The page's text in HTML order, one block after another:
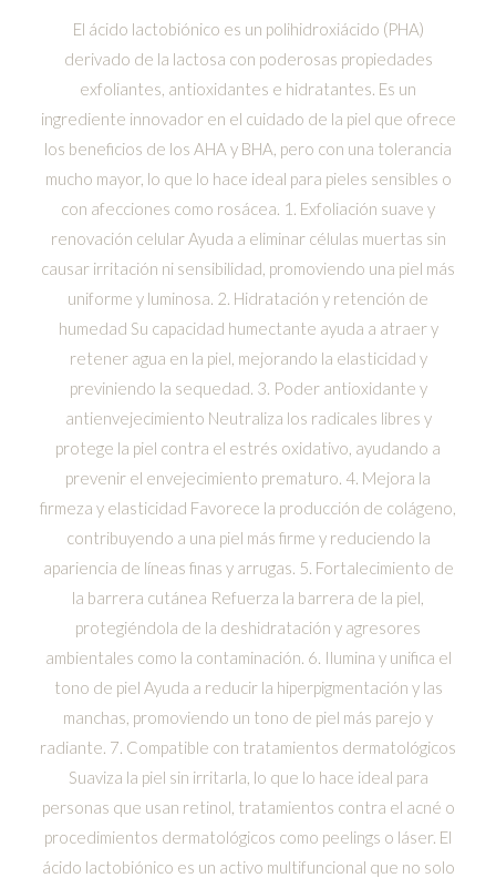
El ácido lactobiónico es un polihidroxiácido (PHA)
derivado de la lactosa con poderosas propiedades
exfoliantes, antioxidantes e hidratantes. Es un
ingrediente innovador en el cuidado de la piel que ofrece
los beneficios de los AHA y BHA, pero con una tolerancia
mucho mayor, lo que lo hace ideal para pieles sensibles o
con afecciones como rosácea. 1. Exfoliación suave y
renovación celular Ayuda a eliminar células muertas sin
causar irritación ni sensibilidad, promoviendo una piel más
uniforme y luminosa. 2. Hidratación y retención de
humedad Su capacidad humectante ayuda a atraer y
retener agua en la piel, mejorando la elasticidad y
previniendo la sequedad. 3. Poder antioxidante y
antienvejecimiento Neutraliza los radicales libres y
protege la piel contra el estrés oxidativo, ayudando a
prevenir el envejecimiento prematuro. 4. Mejora la
firmeza y elasticidad Favorece la producción de colágeno,
contribuyendo a una piel más firme y reduciendo la
apariencia de líneas finas y arrugas. 5. Fortalecimiento de
la barrera cutánea Refuerza la barrera de la piel,
protegiéndola de la deshidratación y agresores
ambientales como la contaminación. 6. Ilumina y unifica el
tono de piel Ayuda a reducir la hiperpigmentación y las
manchas, promoviendo un tono de piel más parejo y
radiante. 7. Compatible con tratamientos dermatológicos
Suaviza la piel sin irritarla, lo que lo hace ideal para
personas que usan retinol, tratamientos contra el acné o
procedimientos dermatológicos como peelings o láser. El
ácido lactobiónico es un activo multifuncional que no solo